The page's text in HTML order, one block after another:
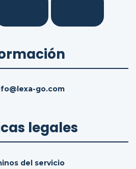
go.com
legales
del servicio